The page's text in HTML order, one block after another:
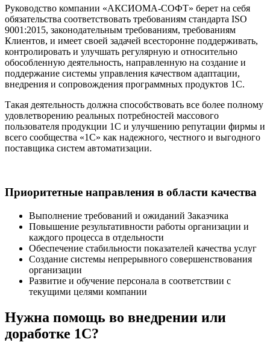
Руководство компании «АКСИОМА-CОФТ» берет на себя
обязательства соответствовать требованиям стандарта ISO
9001:2015, законодательным требованиям, требованиям
Клиентов, и имеет своей задачей всесторонне поддерживать,
контролировать и улучшать регулярную и относительно
обособленную деятельность, направленную на создание и
поддержание системы управления качеством адаптации,
внедрения и сопровождения программных продуктов 1С.
Такая деятельность должна способствовать все более полному
удовлетворению реальных потребностей массового
пользователя продукции 1С и улучшению репутации фирмы и
всего сообщества «1С» как надежного, честного и выгодного
поставщика систем автоматизации.
Приоритетные направления в области качества
Выполнение требований и ожиданий Заказчика
Повышение результативности работы организации и
каждого процесса в отдельности
Обеспечение стабильности показателей качества услуг
Создание системы непрерывного совершенствования
организации
Развитие и обучение персонала в соответствии с
текущими целями компании
Нужна помощь во внедрении или
доработке 1С?